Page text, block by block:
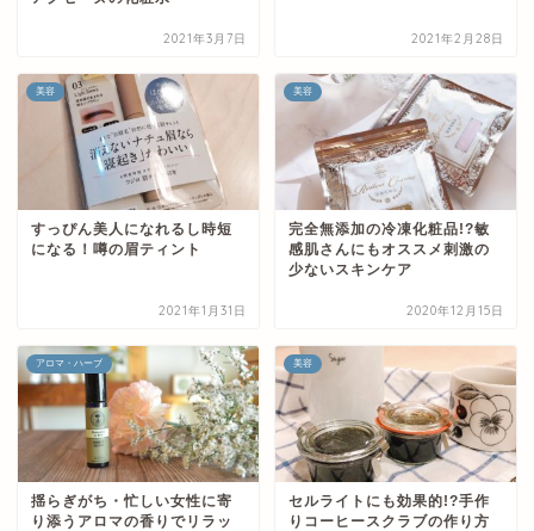
2021年3月7日 2021年2月28日
美容
すっぴん美人になれるし時短
になる！噂の眉ティント
2021年1月31日
美容
完全無添加の冷凍化粧品!?敏
感肌さんにもオススメ刺激の
少ないスキンケア
2020年12月15日
アロマ・ハーブ
揺らぎがち・忙しい女性に寄
り添うアロマの香りでリラッ
美容
セルライトにも効果的!?手作
りコーヒースクラブの作り方